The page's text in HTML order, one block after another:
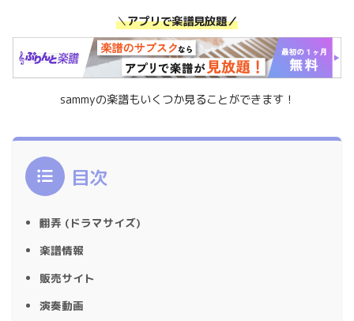
＼アプリで楽譜見放題／
sammyの楽譜もいくつか見ることができます！
目次
翻弄 (ドラマサイズ)
楽譜情報
販売サイト
演奏動画